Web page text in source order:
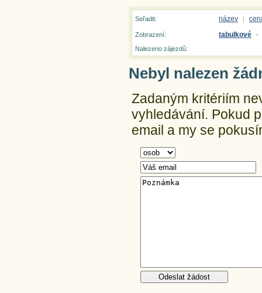
Seřadit: název |
Zobrazení: tabulkové
-
Nalezeno zájezdů:
Nebyl nalezen
Zadaným kritériím
vyhledávání. Pokud
email a my se